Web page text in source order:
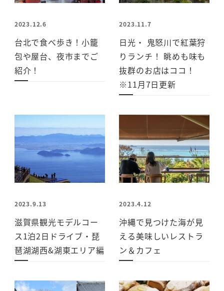
2023.12.6
台北で食べ歩き！小籠
包や屋台、夜市までご
紹介！
2023.11.7
日光・ 鬼怒川で紅葉狩
りランチ！ 眺めも味も
抜群のお店はココ！
※11月7日更新
2023.9.13
滋賀県観光モデルコー
ス1泊2日ドライブ・琵
琶湖湖西&湖東エリア編
2023.4.12
沖縄で見つけた海が見
える美味しいレストラ
ン＆カフェ